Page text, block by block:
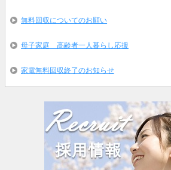
無料回収についてのお願い
母子家庭 高齢者一人暮らし応援
家電無料回収終了のお知らせ